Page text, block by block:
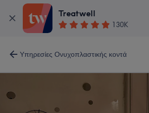
Treatwell
130K
Υπηρεσίες Ονυχοπλαστικής κοντά